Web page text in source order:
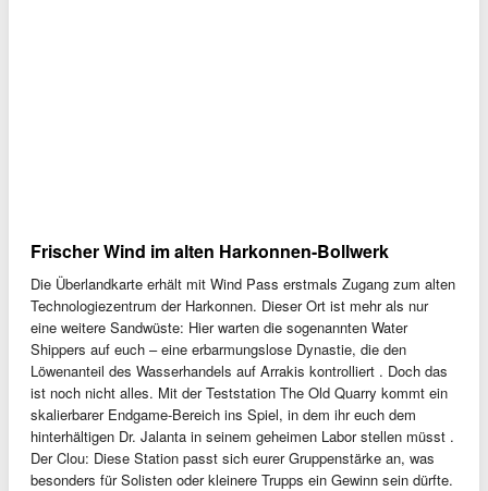
Frischer Wind im alten Harkonnen-Bollwerk
Die Überlandkarte erhält mit Wind Pass erstmals Zugang zum alten
Technologiezentrum der Harkonnen. Dieser Ort ist mehr als nur
eine weitere Sandwüste: Hier warten die sogenannten Water
Shippers auf euch – eine erbarmungslose Dynastie, die den
Löwenanteil des Wasserhandels auf Arrakis kontrolliert . Doch das
ist noch nicht alles. Mit der Teststation The Old Quarry kommt ein
skalierbarer Endgame-Bereich ins Spiel, in dem ihr euch dem
hinterhältigen Dr. Jalanta in seinem geheimen Labor stellen müsst .
Der Clou: Diese Station passt sich eurer Gruppenstärke an, was
besonders für Solisten oder kleinere Trupps ein Gewinn sein dürfte.